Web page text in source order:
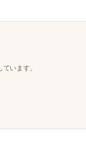
います。